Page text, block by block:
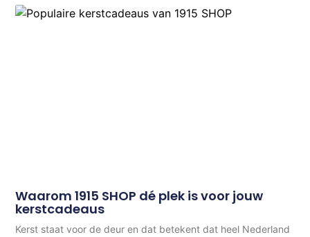
Waarom 1915 SHOP dé plek is voor jouw
kerstcadeaus
Kerst staat voor de deur en dat betekent dat heel Nederland